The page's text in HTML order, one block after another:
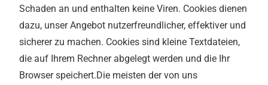
Schaden an und enthalten keine Viren. Cookies dienen
dazu, unser Angebot nutzerfreundlicher, effektiver und
sicherer zu machen. Cookies sind kleine Textdateien,
die auf Ihrem Rechner abgelegt werden und die Ihr
Browser speichert.Die meisten der von uns